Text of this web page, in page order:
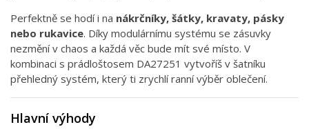
Perfektně se hodí i na nákrčníky, šátky, kravaty, pásky
nebo rukavice. Díky modulárnímu systému se zásuvky
nezmění v chaos a každá věc bude mít své místo. V
kombinaci s prádloštosem DA27251 vytvoříš v šatníku
přehledný systém, který ti zrychlí ranní výběr oblečení.
Hlavní výhody